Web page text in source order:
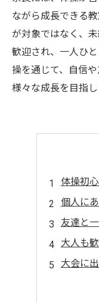
ながら成長できる
が対象ではなく、
歓迎され、一人ひ
操を通じて、自信
様々な成長を目指し
体操初
個人に
友達と
大人も歓
大会に